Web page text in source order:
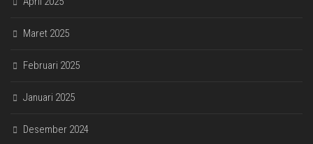
Maret 2025
Februari 2025
Januari 2025
Desember 2024